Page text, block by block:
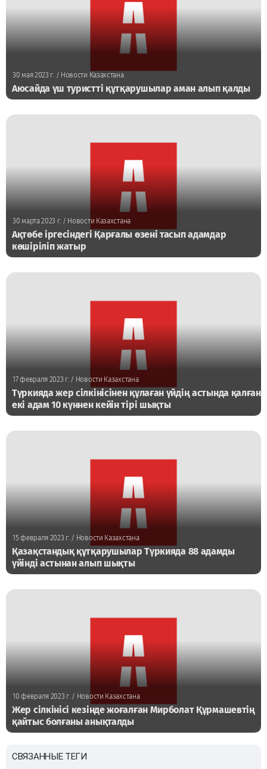
30 мая 2023 г. / Новости Казахстана
Аюсайда үш туристті құтқарушылар аман алып қалды
30 марта 2023 г. / Новости Казахстана
Ақтөбе іргесіндегі Қарғалы өзені тасып адамдар
көшіріліп жатыр
17 февраля 2023 г./ Новости Казахстана
Түркияда жер сілкінісінен құлаған үйдің астында қалған
екі адам 10 күннен кейін тірі шықты
15 февраля 2023 г./ Новости Казахстана
Қазақстандық құтқарушылар Түркияда 88 адамды
үйінді астынан алып шықты
10 февраля 2023 г. / Новости Казахстана
Жер сілкінісі кезінде жоғалған Мирболат Құрмашевтің
қайтыс болғаны анықталды
СВЯЗАННЫЕ ТЕГИ